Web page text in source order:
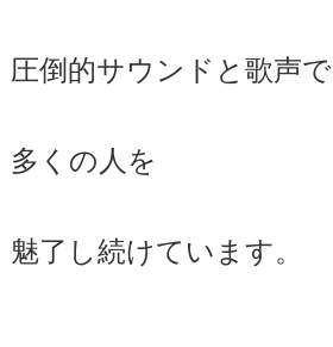
圧倒的サウンドと歌声で
多くの人を
魅了し続けています。